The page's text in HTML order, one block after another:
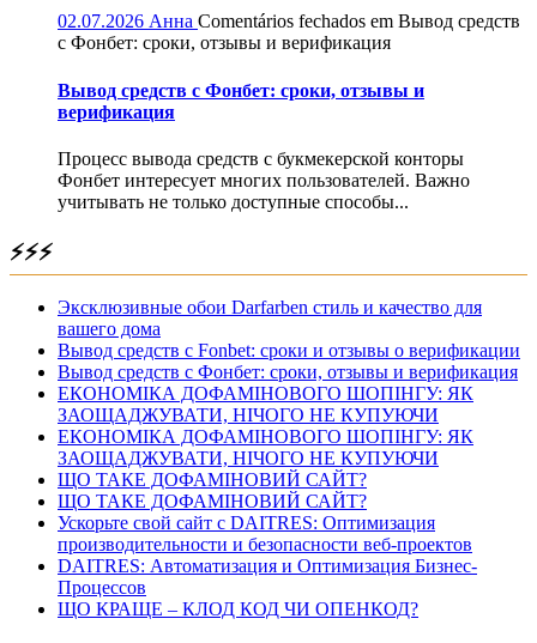
02.07.2026 Анна Comentários fechados em Вывод средств
с Фонбет: сроки, отзывы и верификация
Вывод средств с Фонбет: сроки, отзывы и
верификация
Процесс вывода средств с букмекерской конторы
Фонбет интересует многих пользователей. Важно
учитывать не только доступные способы...
⚡⚡⚡
Эксклюзивные обои Darfarben стиль и качество для
вашего дома
Вывод средств с Fonbet: сроки и отзывы о верификации
Вывод средств с Фонбет: сроки, отзывы и верификация
ЕКОНОМІКА ДОФАМІНОВОГО ШОПІНГУ: ЯК
ЗАОЩАДЖУВАТИ, НІЧОГО НЕ КУПУЮЧИ
ЕКОНОМІКА ДОФАМІНОВОГО ШОПІНГУ: ЯК
ЗАОЩАДЖУВАТИ, НІЧОГО НЕ КУПУЮЧИ
ЩО ТАКЕ ДОФАМІНОВИЙ САЙТ?
ЩО ТАКЕ ДОФАМІНОВИЙ САЙТ?
Ускорьте свой сайт с DAITRES: Оптимизация
производительности и безопасности веб-проектов
DAITRES: Автоматизация и Оптимизация Бизнес-
Процессов
ЩО КРАЩЕ – КЛОД КОД ЧИ ОПЕНКОД?